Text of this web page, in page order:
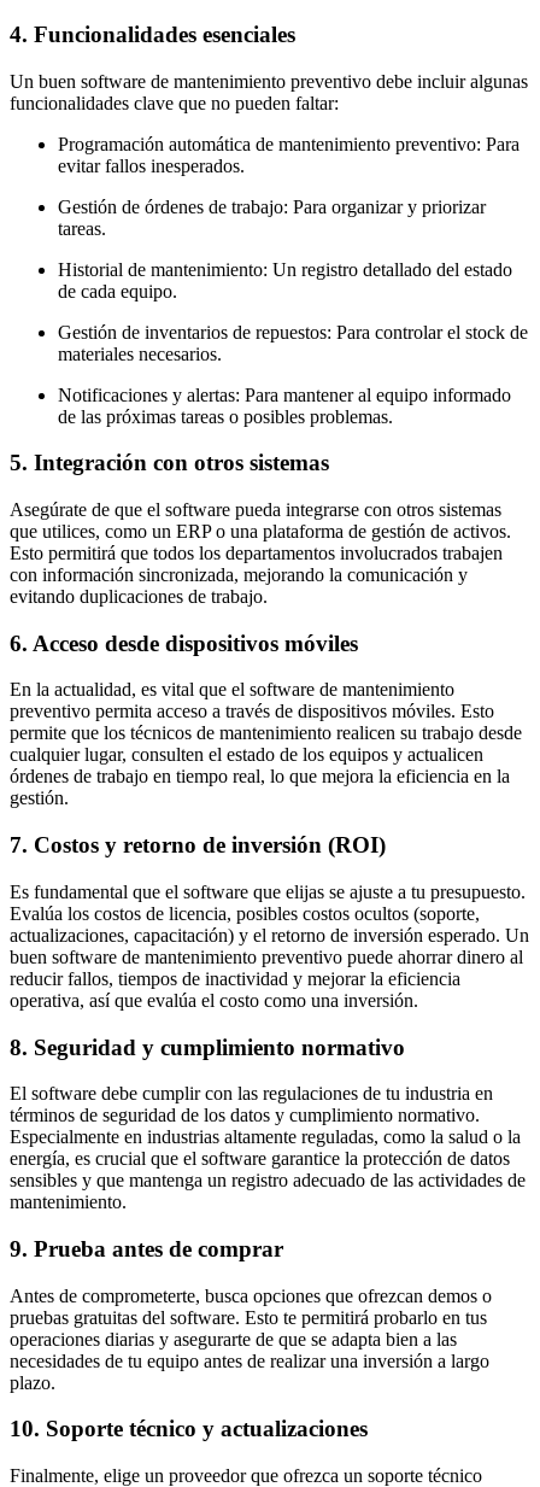
4. Funcionalidades esenciales
Un buen software de mantenimiento preventivo debe incluir algunas
funcionalidades clave que no pueden faltar:
Programación automática de mantenimiento preventivo: Para
evitar fallos inesperados.
Gestión de órdenes de trabajo: Para organizar y priorizar
tareas.
Historial de mantenimiento: Un registro detallado del estado
de cada equipo.
Gestión de inventarios de repuestos: Para controlar el stock de
materiales necesarios.
Notificaciones y alertas: Para mantener al equipo informado
de las próximas tareas o posibles problemas.
5. Integración con otros sistemas
Asegúrate de que el software pueda integrarse con otros sistemas
que utilices, como un ERP o una plataforma de gestión de activos.
Esto permitirá que todos los departamentos involucrados trabajen
con información sincronizada, mejorando la comunicación y
evitando duplicaciones de trabajo.
6. Acceso desde dispositivos móviles
En la actualidad, es vital que el software de mantenimiento
preventivo permita acceso a través de dispositivos móviles. Esto
permite que los técnicos de mantenimiento realicen su trabajo desde
cualquier lugar, consulten el estado de los equipos y actualicen
órdenes de trabajo en tiempo real, lo que mejora la eficiencia en la
gestión.
7. Costos y retorno de inversión (ROI)
Es fundamental que el software que elijas se ajuste a tu presupuesto.
Evalúa los costos de licencia, posibles costos ocultos (soporte,
actualizaciones, capacitación) y el retorno de inversión esperado. Un
buen software de mantenimiento preventivo puede ahorrar dinero al
reducir fallos, tiempos de inactividad y mejorar la eficiencia
operativa, así que evalúa el costo como una inversión.
8. Seguridad y cumplimiento normativo
El software debe cumplir con las regulaciones de tu industria en
términos de seguridad de los datos y cumplimiento normativo.
Especialmente en industrias altamente reguladas, como la salud o la
energía, es crucial que el software garantice la protección de datos
sensibles y que mantenga un registro adecuado de las actividades de
mantenimiento.
9. Prueba antes de comprar
Antes de comprometerte, busca opciones que ofrezcan demos o
pruebas gratuitas del software. Esto te permitirá probarlo en tus
operaciones diarias y asegurarte de que se adapta bien a las
necesidades de tu equipo antes de realizar una inversión a largo
plazo.
10. Soporte técnico y actualizaciones
Finalmente, elige un proveedor que ofrezca un soporte técnico